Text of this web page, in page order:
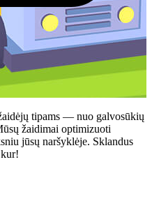
tipams — nuo galvosūkių
žaidimai optimizuoti
jūsų naršyklėje. Sklandus